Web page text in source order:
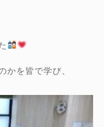
かを皆で学び、